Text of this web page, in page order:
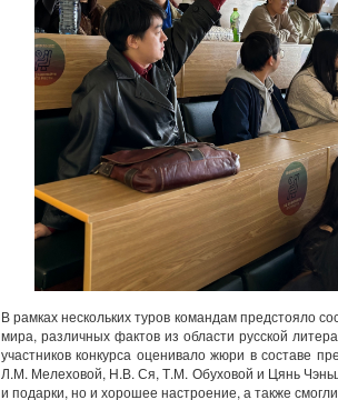
В рамках нескольких туров командам предстояло
мира, различных фактов из области русской
участников конкурса оценивало жюри в составе
Л.М. Мелеховой, Н.В. Ся, Т.М. Обуховой и Цянь
и подарки, но и хорошее настроение, а также